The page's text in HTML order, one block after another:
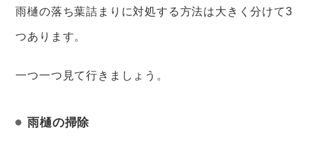
雨樋の落ち葉詰まりに対処する方法は大きく分けて3
つあります。
一つ一つ見て行きましょう。
雨樋の掃除